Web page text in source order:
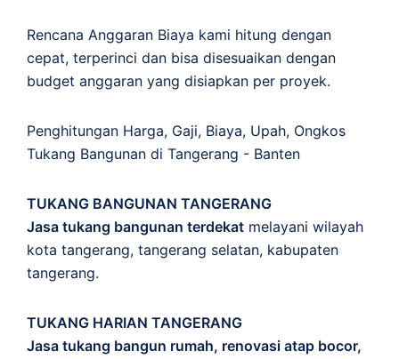
Rencana Anggaran Biaya kami hitung dengan
cepat, terperinci dan bisa disesuaikan dengan
budget anggaran yang disiapkan per proyek.
Penghitungan Harga, Gaji, Biaya, Upah, Ongkos
Tukang Bangunan di Tangerang - Banten
TUKANG BANGUNAN TANGERANG
Jasa tukang bangunan terdekat melayani wilayah
kota tangerang, tangerang selatan, kabupaten
tangerang.
TUKANG HARIAN TANGERANG
Jasa tukang bangun rumah, renovasi atap bocor,